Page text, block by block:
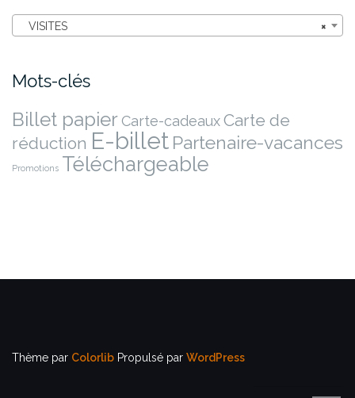
×
VISITES
Mots-clés
Billet papier Carte-cadeauxCarte de
réduction E-billet Partenaire-vacances
Promotions Téléchargeable
Thème par Colorlib Propulsé par WordPress